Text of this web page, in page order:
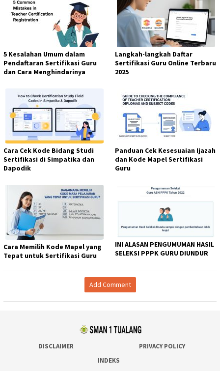
5 Kesalahan Umum dalam
Pendaftaran Sertifikasi Guru
dan Cara Menghindarinya
Langkah-langkah Daftar
Sertifikasi Guru Online Terbaru
2025
Cara Cek Kode Bidang Studi
Sertifikasi di Simpatika dan
Dapodik
Panduan Cek Kesesuaian Ijazah
dan Kode Mapel Sertifikasi
Guru
Cara Memilih Kode Mapel yang
Tepat untuk Sertifikasi Guru
INI ALASAN PENGUMUMAN HASIL
SELEKSI PPPK GURU DIUNDUR
Add Comment
DISCLAIMER
PRIVACY POLICY
INDEKS